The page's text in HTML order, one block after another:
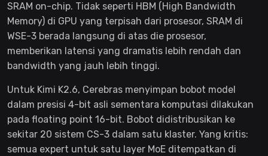
SRAM on-chip. Tidak seperti HBM (High Bandwidth
Memory) di GPU yang terpisah dari prosesor, SRAM di
WSE-3 berada langsung di atas die prosesor,
memberikan latensi yang dramatis lebih rendah dan
bandwidth yang jauh lebih tinggi.
Untuk Kimi K2.6, Cerebras menyimpan bobot model
dalam presisi 4-bit asli sementara komputasi dilakukan
pada floating point 16-bit. Bobot didistribusikan ke
sekitar 20 sistem CS-3 dalam satu klaster. Yang kritis:
semua expert untuk satu layer MoE ditempatkan di